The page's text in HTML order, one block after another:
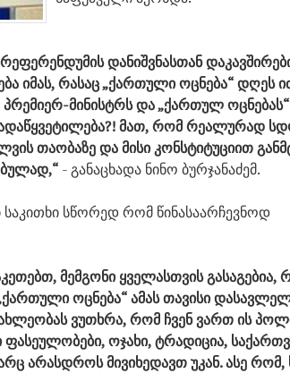
დანიშვნასთან
იმას, რასაც „ქართული ოცნება“ დღეს
მინისტრს და „ქართულ ოცნებას“
მათ, რომ რეალურად
თაობაზე და მისი კონსტიტუციით
- განაცხადა ნინო ბურჯანაძემ.
სწორედ რომ წინასაარჩევნოდ
მემგონი ყველასთვის გასაგებია,
ოცნება“ ამას თავისი
ვუთხრა, რომ ჩვენ ვართ ის
ოჯახი, ტრადიცია,
არასდროს მივიხედავთ უკან. ასე